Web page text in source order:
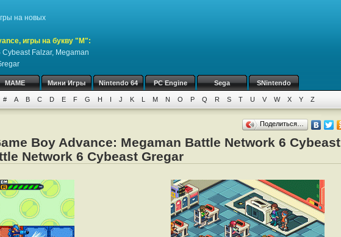
на новых
игры на букву "M":
Falzar, Megaman
MAME Мини Игры Nintendo 64 PC Engine Sega SNintendo
# A B C D E F G H I J K L M N O P Q R S T U V W X Y Z
Поделиться…
Boy Advance: Megaman Battle Network 6 Cybeast
Network 6 Cybeast Gregar